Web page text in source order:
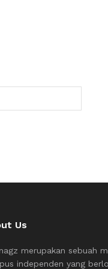
Us
merupakan sebuah
independen yang